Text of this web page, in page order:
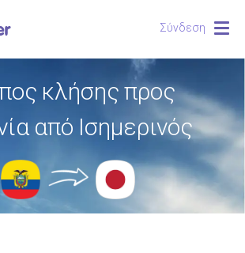
Σύνδεση
κλήσης προς
από Ισημερινός